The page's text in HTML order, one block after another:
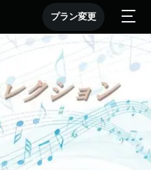
プラン変更